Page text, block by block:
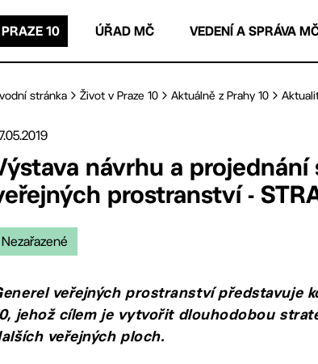
10 ÚŘAD MČ VEDENÍ A SPRÁVA
stránka Život v Praze 10 Aktuálně z Prahy 10
návrhu a
prostranství -
Nezařazené
veřejných prostranství představuje
jehož cílem je vytvořit dlouhodobou
veřejných ploch.